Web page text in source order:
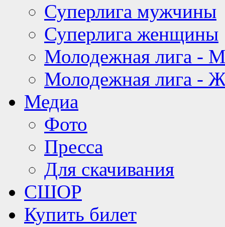
Суперлига мужчины
Суперлига женщины
Молодежная лига -
Молодежная лига -
Медиа
Фото
Пресса
Для скачивания
СШОР
Купить билет